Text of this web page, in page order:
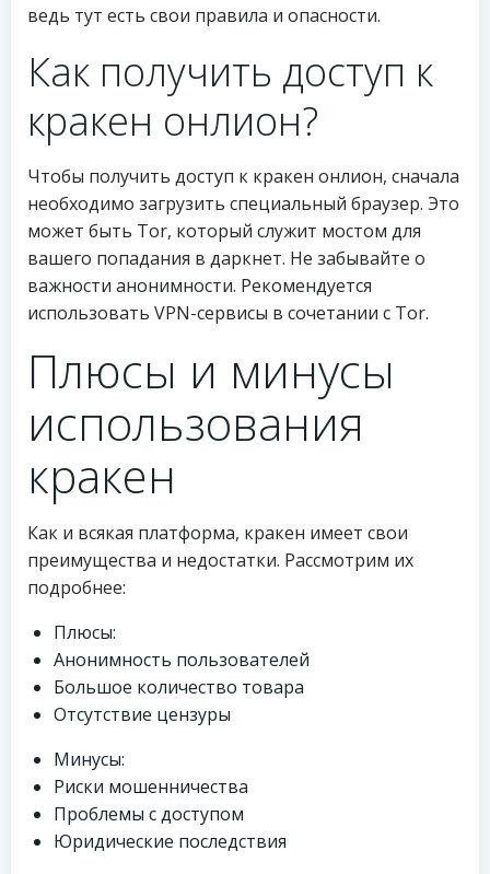
ведь тут есть свои правила и опасности.
Как получить доступ к
кракен онлион?
Чтобы получить доступ к кракен онлион, сначала
необходимо загрузить специальный браузер. Это
может быть Tor, который служит мостом для
вашего попадания в даркнет. Не забывайте о
важности анонимности. Рекомендуется
использовать VPN-сервисы в сочетании с Tor.
Плюсы и минусы
использования
кракен
Как и всякая платформа, кракен имеет свои
преимущества и недостатки. Рассмотрим их
подробнее:
Плюсы:
Анонимность пользователей
Большое количество товара
Отсутствие цензуры
Минусы:
Риски мошенничества
Проблемы с доступом
Юридические последствия